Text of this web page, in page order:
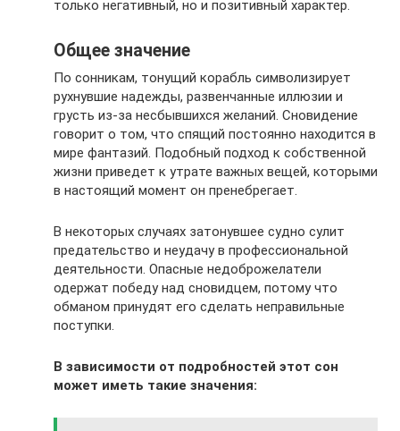
только негативный, но и позитивный характер.
Общее значение
По сонникам, тонущий корабль символизирует
рухнувшие надежды, развенчанные иллюзии и
грусть из-за несбывшихся желаний. Сновидение
говорит о том, что спящий постоянно находится в
мире фантазий. Подобный подход к собственной
жизни приведет к утрате важных вещей, которыми
в настоящий момент он пренебрегает.
В некоторых случаях затонувшее судно сулит
предательство и неудачу в профессиональной
деятельности. Опасные недоброжелатели
одержат победу над сновидцем, потому что
обманом принудят его сделать неправильные
поступки.
В зависимости от подробностей этот сон
может иметь такие значения: